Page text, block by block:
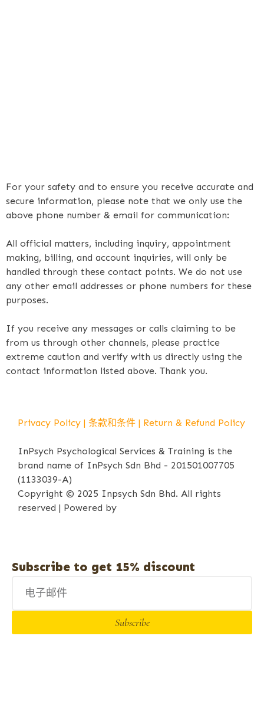
For your safety and to ensure you receive accurate and
secure information, please note that we only use the
above phone number & email for communication:
All official matters, including inquiry, appointment
making, billing, and account inquiries, will only be
handled through these contact points. We do not use
any other email addresses or phone numbers for these
purposes.
If you receive any messages or calls claiming to be
from us through other channels, please practice
extreme caution and verify with us directly using the
contact information listed above. Thank you.
Privacy Policy | 条款和条件 | Return & Refund Policy
InPsych Psychological Services & Training is the
brand name of InPsych Sdn Bhd - 201501007705
(1133039-A)
Copyright © 2025 Inpsych Sdn Bhd. All rights
reserved | Powered by
Subscribe to get 15% discount
Subscribe